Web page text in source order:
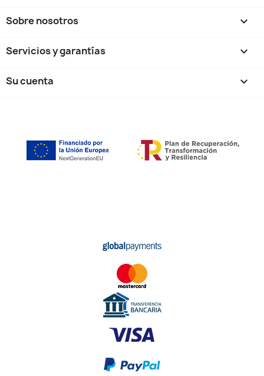
Sobre nosotros 
Servicios y garantías 
Su cuenta 